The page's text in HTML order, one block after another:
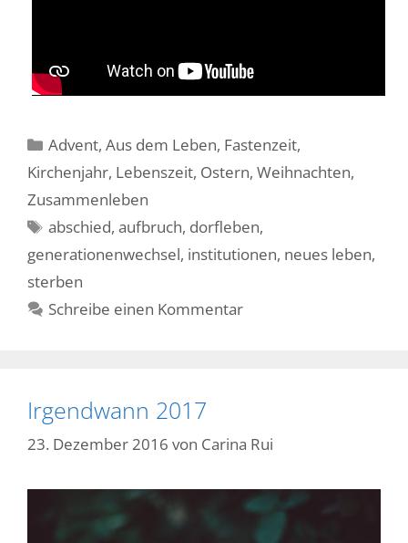
Kategorien
Advent,Aus dem Leben, Fastenzeit,
Kirchenjahr, Lebenszeit, Ostern, Weihnachten,
Zusammenleben
Schlagwörter
abschied,aufbruch, dorfleben,
generationenwechsel, institutionen, neues leben,
sterben
Schreibe einen Kommentar
Irgendwann 2017
23. Dezember 2016 von Carina Rui